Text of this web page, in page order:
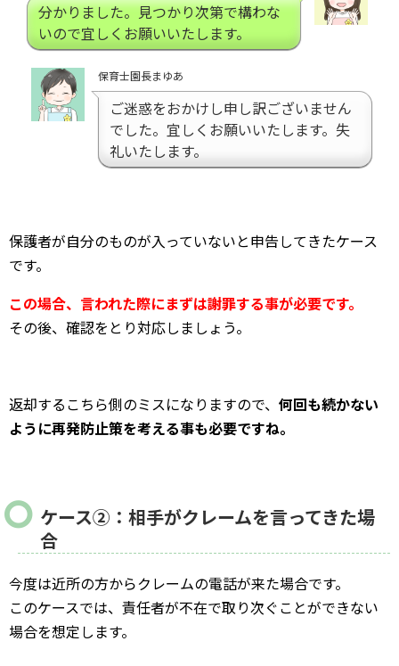
分かりました。見つかり次第で構わな
いので宜しくお願いいたします。
保育士園長まゆあ
ご迷惑をおかけし申し訳ございません
でした。宜しくお願いいたします。失
礼いたします。
保護者が自分のものが入っていないと申告してきたケース
です。
この場合、言われた際にまずは謝罪する事が必要です。
その後、確認をとり対応しましょう。
返却するこちら側のミスになりますので、 何回も続かない
ように再発防止策を考える事も必要ですね。
ケース②：相手がクレームを言ってきた場
合
今度は近所の方からクレームの電話が来た場合です。
このケースでは、責任者が不在で取り次ぐことができない
場合を想定します。